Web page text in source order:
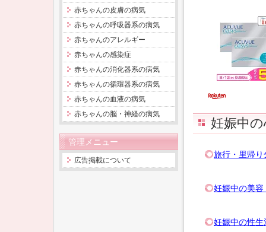
妊娠中
旅行・里帰り
妊娠中の美容
妊娠中の性生
赤ちゃんの皮膚の病気
赤ちゃんの呼吸器系の病気
赤ちゃんのアレルギー
赤ちゃんの感染症
赤ちゃんの消化器系の病気
赤ちゃんの循環器系の病気
赤ちゃんの血液の病気
赤ちゃんの脳・神経の病気
管理メニュー
広告掲載について